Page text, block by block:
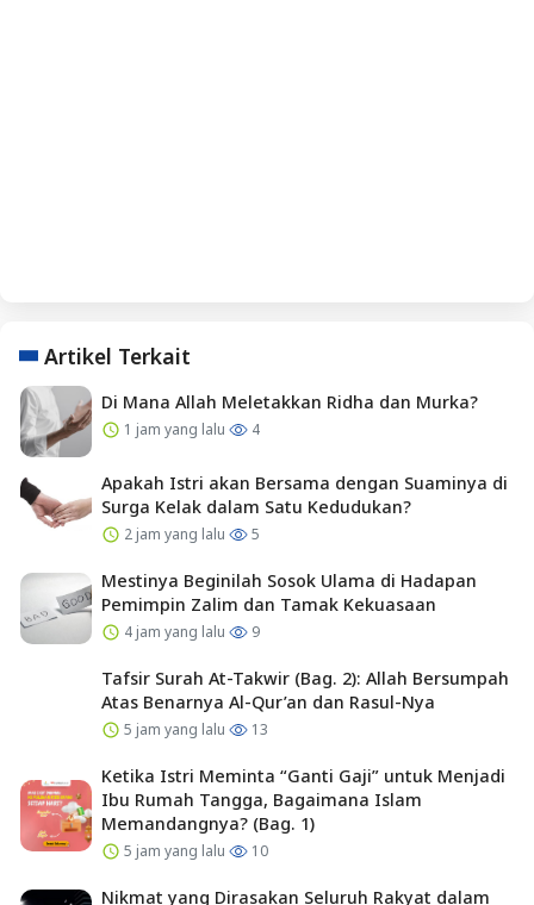
Artikel Terkait
Di Mana Allah Meletakkan Ridha dan Murka?
1 jam yang lalu 4
Apakah Istri akan Bersama dengan Suaminya di
Surga Kelak dalam Satu Kedudukan?
2 jam yang lalu 5
Mestinya Beginilah Sosok Ulama di Hadapan
Pemimpin Zalim dan Tamak Kekuasaan
4 jam yang lalu 9
Tafsir Surah At-Takwir (Bag. 2): Allah Bersumpah
Atas Benarnya Al-Qur’an dan Rasul-Nya
5 jam yang lalu 13
Ketika Istri Meminta “Ganti Gaji” untuk Menjadi
Ibu Rumah Tangga, Bagaimana Islam
Memandangnya? (Bag. 1)
5 jam yang lalu 10
Nikmat yang Dirasakan Seluruh Rakyat dalam